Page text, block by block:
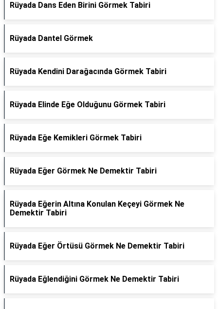
Rüyada Dans Eden Birini Görmek Tabiri
Rüyada Dantel Görmek
Rüyada Kendini Darağacında Görmek Tabiri
Rüyada Elinde Eğe Olduğunu Görmek Tabiri
Rüyada Eğe Kemikleri Görmek Tabiri
Rüyada Eğer Görmek Ne Demektir Tabiri
Rüyada Eğerin Altına Konulan Keçeyi Görmek Ne
Demektir Tabiri
Rüyada Eğer Örtüsü Görmek Ne Demektir Tabiri
Rüyada Eğlendiğini Görmek Ne Demektir Tabiri